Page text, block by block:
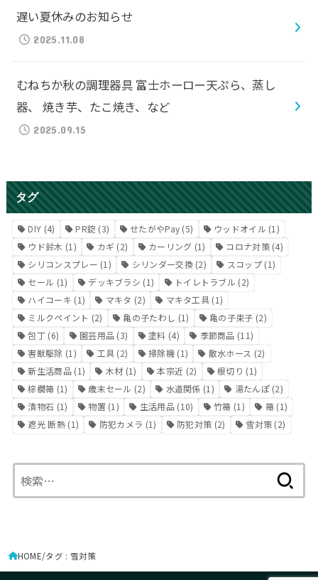
遅い夏休みのお知らせ
2025.11.08
むねちか秋の調理器具 富士ホーロー天ぷら、蒸し
器、 焼き芋、たこ焼き、など
2025.09.15
タグ
DIY (4) PR錠 (3) せたがやPay (5) ウッドオイル (1)
ウド鈴木 (1) カギ (2) カーリング (1) コロナ対策(4)
シリコンスプレー (1) シリンダー交換(2) スコップ(1)
セール (1) デッキブラシ (1) トイレトラブル (2)
ハイコーキ (1) マキタ (2) マキタ工具 (1)
ミルクペイント (2) 亀の子たわし (1) 亀の子束子 (2)
包丁 (6) 園芸用品 (3) 塗料 (4) 季節商品 (11)
害獣駆除 (1) 工具 (2) 掃除機(1) 散水ホース (2)
新生活商品(1) 木材(1) 本宗近 (2) 根切り (1)
棕櫚箒 (1) 歳末セール (2) 水道関係 (1) 湯たんぽ(2)
漬物石 (1) 物置 (1) 生活用品(10) 竹箒 (1) 箒(1)
遮光 断熱(1) 防犯カメラ (1) 防犯対策 (2) 雪対策 (2)
索:
HOME タグ : 雪対策